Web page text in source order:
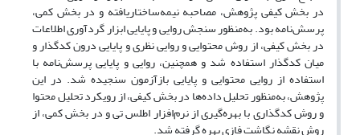
در بخش کیفی پژوهش، مصاحبه نیمه‌ساختاریافته و در بخش کمی،
پرسش‌نامه بود. به‌منظور سنجش روایی و پایایی ابزار گردآوری اطلاعات
در بخش کیفی، از روش محتوایی و روایی نظری و پایایی درون کدگذار و
میان کدگذار استفاده شد و همچنین، روایی و پایایی پرسش‌نامه با
استفاده از روایی محتوایی و پایایی بازآزمون سنجیده شد. در این
پژوهش، به‌منظور تحلیل داده‌ها در بخش کیفی، از رویکرد تحلیل محتوا
و روش کدگذاری با بهره‌گیری از نرم‌افزار اطلس تی و در بخش کمی، از
روش نقشه نگاشت فازی بهره گرفته شد.